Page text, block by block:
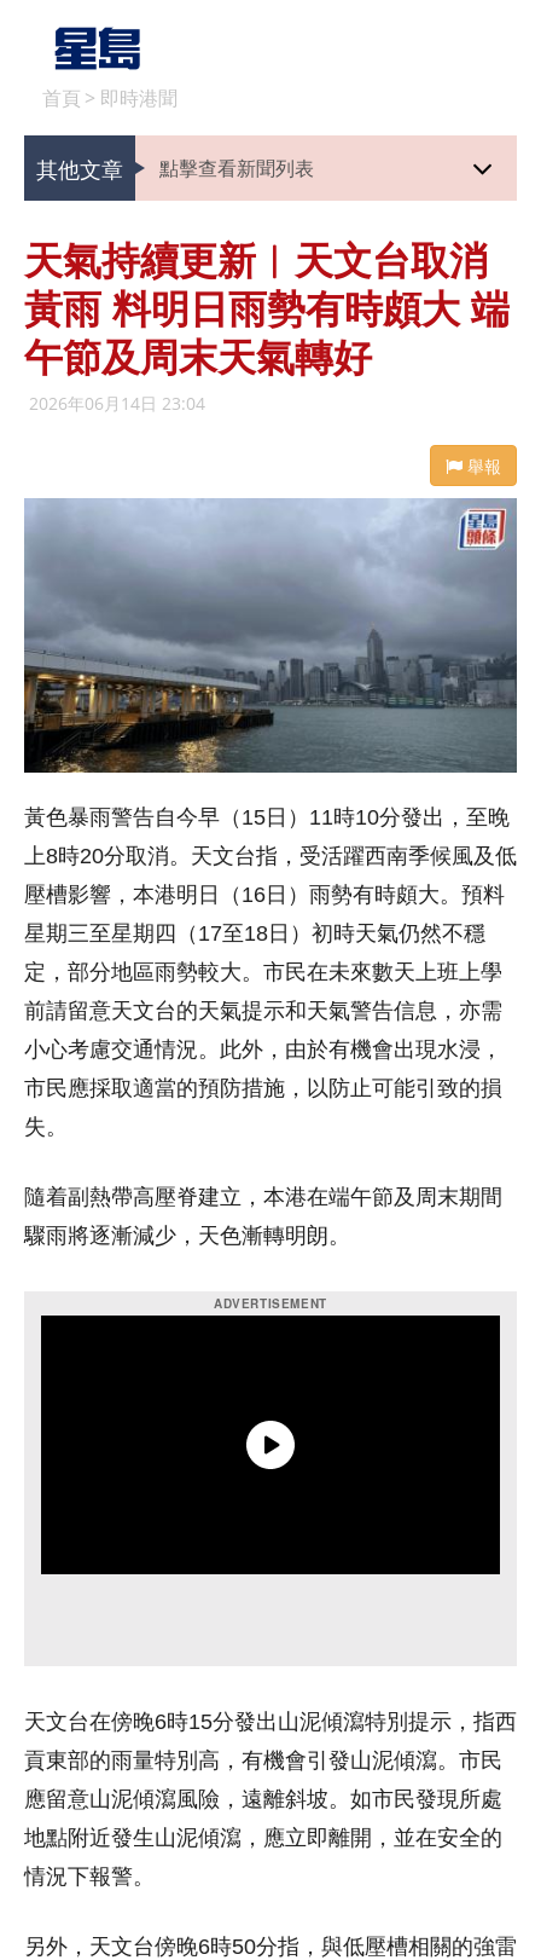
首頁 > 即時港聞
其他文章 點擊查看新聞列表
天氣持續更新︱天文台取消
黃雨 料明日雨勢有時頗大 端
午節及周末天氣轉好
2026年06月14日 23:04
舉報
黃色暴雨警告自今早（15日）11時10分發出，至晚
上8時20分取消。天文台指，受活躍西南季候風及低
壓槽影響，本港明日（16日）雨勢有時頗大。預料
星期三至星期四（17至18日）初時天氣仍然不穩
定，部分地區雨勢較大。市民在未來數天上班上學
前請留意天文台的天氣提示和天氣警告信息，亦需
小心考慮交通情況。此外，由於有機會出現水浸，
市民應採取適當的預防措施，以防止可能引致的損
失。
隨着副熱帶高壓脊建立，本港在端午節及周末期間
驟雨將逐漸減少，天色漸轉明朗。
天文台在傍晚6時15分發出山泥傾瀉特別提示，指西
貢東部的雨量特別高，有機會引發山泥傾瀉。市民
應留意山泥傾瀉風險，遠離斜坡。如市民發現所處
地點附近發生山泥傾瀉，應立即離開，並在安全的
情況下報警。
另外，天文台傍晚6時50分指，與低壓槽相關的強雷